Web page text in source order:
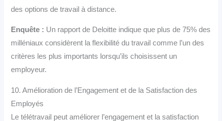
des options de travail à distance.
Enquête : Un rapport de Deloitte indique que plus de 75% des
milléniaux considèrent la flexibilité du travail comme l’un des
critères les plus importants lorsqu’ils choisissent un
employeur.
10. Amélioration de l’Engagement et de la Satisfaction des
Employés
Le télétravail peut améliorer l’engagement et la satisfaction